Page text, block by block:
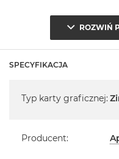
System
- lub nowszy, z
iMac jest nowy
ROZWIŃ
SPECYFIKACJA
Typ karty graficznej:
Producent: